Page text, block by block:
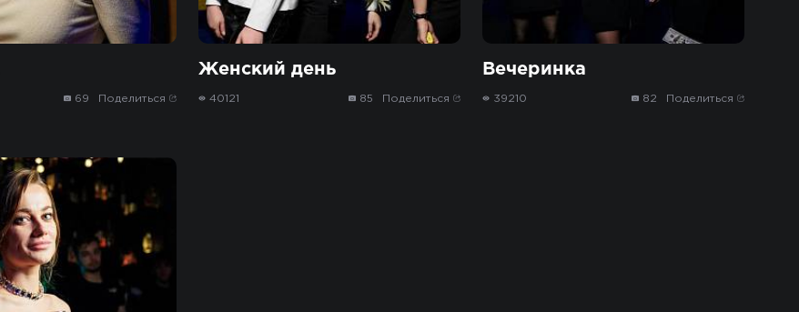
69 Поделиться
Женский день
40121 85 Поделиться
Вечеринка
39210 82 Поделиться